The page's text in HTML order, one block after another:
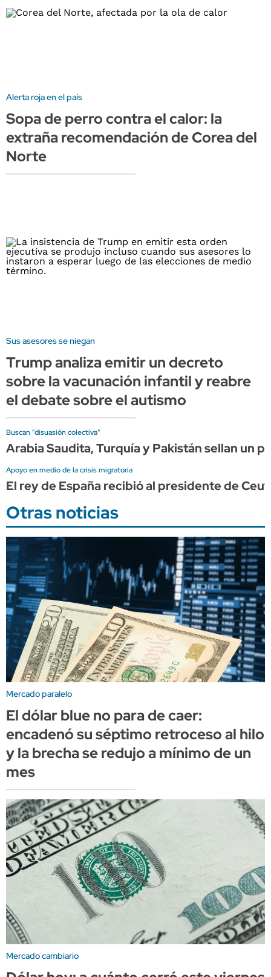
Alerta roja en el país
Sopa de perro contra el calor: la
extraña recomendación de Corea del
Norte
Sus asesores se niegan
Trump analiza emitir un decreto
sobre la vacunación infantil y reabre
el debate sobre el autismo
Buscan "disuasión colectiva"
Arabia Saudita, Turquía y Pakistán sellan un
Apoyo en medio de la crisis migratoria
El rey de España recibió al presidente de
Otras noticias
Mercado paralelo
El dólar blue no para de caer:
encadenó su séptimo retroceso al hilo
y la brecha se redujo a mínimo de un
mes
Mercado cambiario